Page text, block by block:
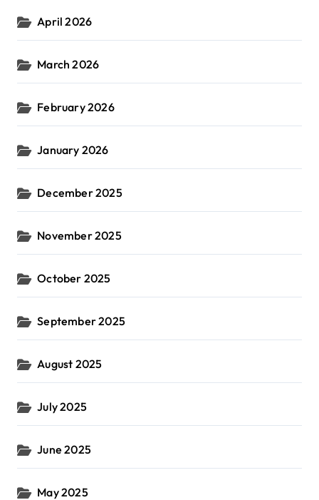
April 2026
March 2026
February 2026
January 2026
December 2025
November 2025
October 2025
September 2025
August 2025
July 2025
June 2025
May 2025